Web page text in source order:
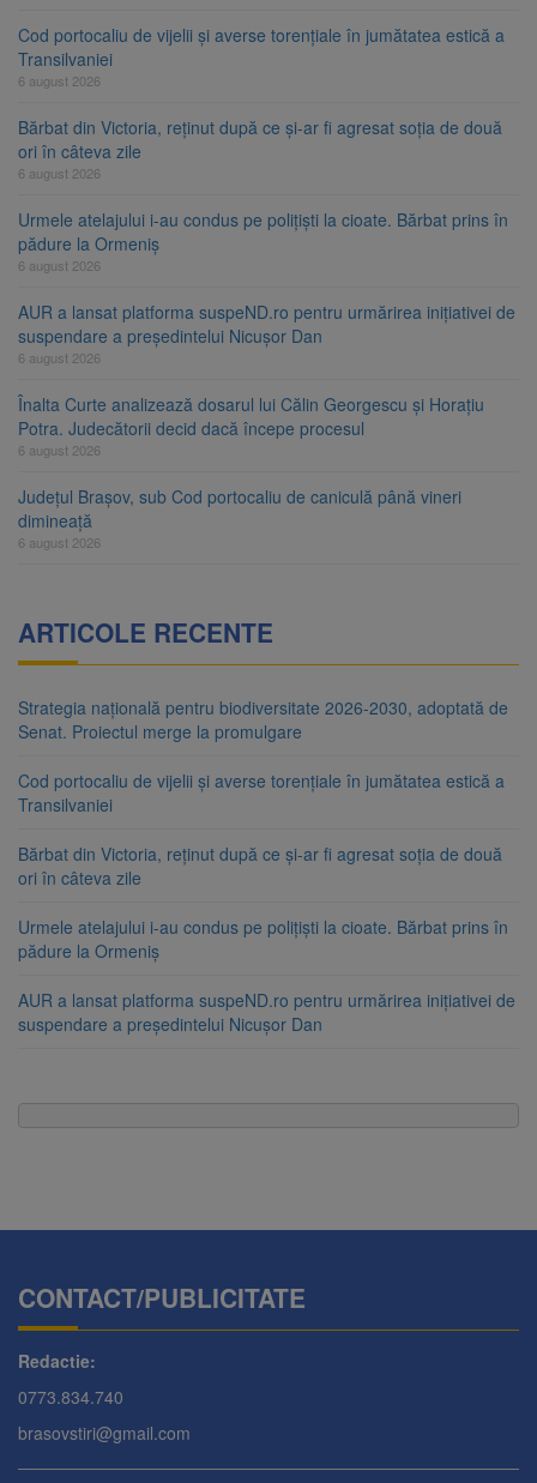
Cod portocaliu de vijelii și averse torențiale în jumătatea estică a
Transilvaniei
6 august 2026
Bărbat din Victoria, reținut după ce și-ar fi agresat soția de două
ori în câteva zile
6 august 2026
Urmele atelajului i-au condus pe polițiști la cioate. Bărbat prins în
pădure la Ormeniș
6 august 2026
AUR a lansat platforma suspeND.ro pentru urmărirea inițiativei de
suspendare a președintelui Nicușor Dan
6 august 2026
Înalta Curte analizează dosarul lui Călin Georgescu și Horațiu
Potra. Judecătorii decid dacă începe procesul
6 august 2026
Județul Brașov, sub Cod portocaliu de caniculă până vineri
dimineață
6 august 2026
ARTICOLE RECENTE
Strategia națională pentru biodiversitate 2026-2030, adoptată de
Senat. Proiectul merge la promulgare
Cod portocaliu de vijelii și averse torențiale în jumătatea estică a
Transilvaniei
Bărbat din Victoria, reținut după ce și-ar fi agresat soția de două
ori în câteva zile
Urmele atelajului i-au condus pe polițiști la cioate. Bărbat prins în
pădure la Ormeniș
AUR a lansat platforma suspeND.ro pentru urmărirea inițiativei de
suspendare a președintelui Nicușor Dan
CONTACT/PUBLICITATE
Redactie:
0773.834.740
brasovstiri@gmail.com